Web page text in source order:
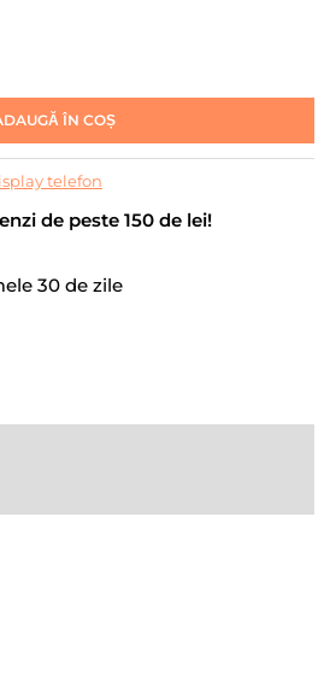
ÎN COȘ
telefon
de peste 150 de lei!
30 de zile